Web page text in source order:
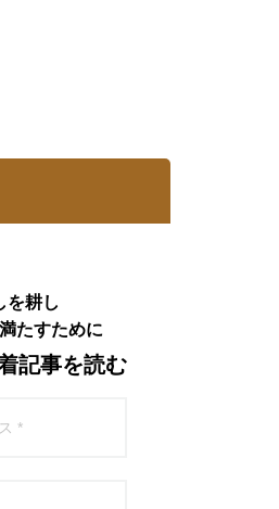
を耕し
たすために
記事を読む